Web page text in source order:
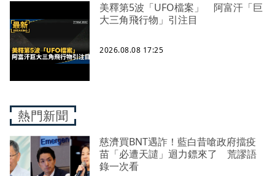
美釋第5波「UFO檔案」 阿富汗「巨
大三角飛行物」引注目
2026.08.08 17:25
熱門新聞
慈濟買BNT遇詐！藍白昔嗆政府擋疫
苗「必遭天譴」迴力鏢來了 荒謬語
錄一次看